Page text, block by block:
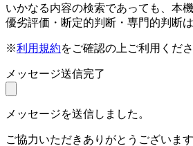
いかなる内容の検索であっても、本
優劣評価・断定的判断・専門的判断は
※利用規約をご確認の上ご利用くだ
メッセージ送信完了
メッセージを送信しました。
ご協力いただきありがとうございます